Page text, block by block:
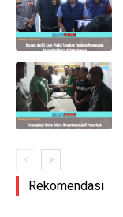
Rekomendasi